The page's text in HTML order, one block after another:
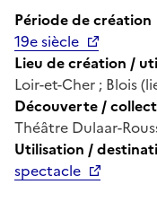
Période de création
19e siècle
Lieu de création /
Loir-et-Cher ; Blois
Découverte /
Théâtre Dulaar-
Utilisation /
spectacle